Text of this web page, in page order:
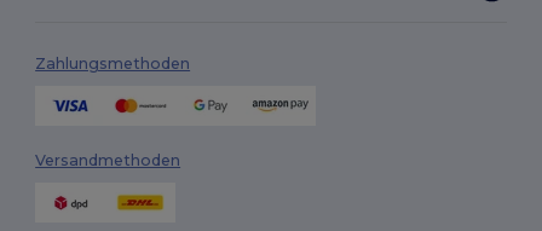
Zahlungsmethoden
Versandmethoden